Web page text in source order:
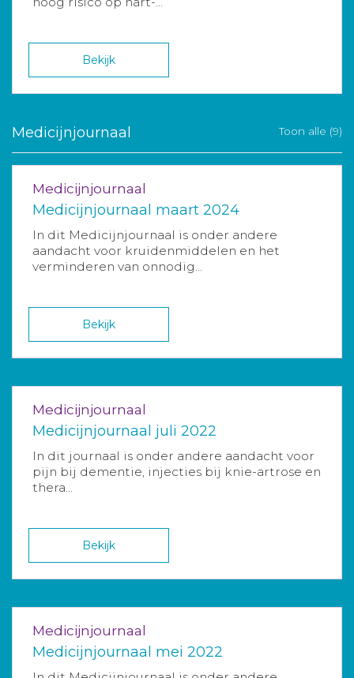
Bekijk
Medicijnjournaal Toon alle (9)
Medicijnjournaal
Medicijnjournaal maart 2024
In dit Medicijnjournaal is onder andere
aandacht voor kruidenmiddelen en het
verminderen van onnodig...
Bekijk
Medicijnjournaal
Medicijnjournaal juli 2022
In dit journaal is onder andere aandacht voor
pijn bij dementie, injecties bij knie-artrose en
thera...
Bekijk
Medicijnjournaal
Medicijnjournaal mei 2022